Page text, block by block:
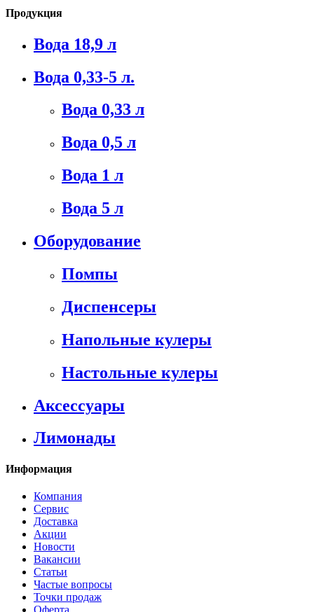
Продукция
Вода 18,9 л
Вода 0,33-5 л.
Вода 0,33 л
Вода 0,5 л
Вода 1 л
Вода 5 л
Оборудование
Помпы
Диспенсеры
Напольные кулеры
Настольные кулеры
Аксессуары
Лимонады
Информация
Компания
Сервис
Доставка
Акции
Новости
Вакансии
Статьи
Частые вопросы
Точки продаж
Оферта